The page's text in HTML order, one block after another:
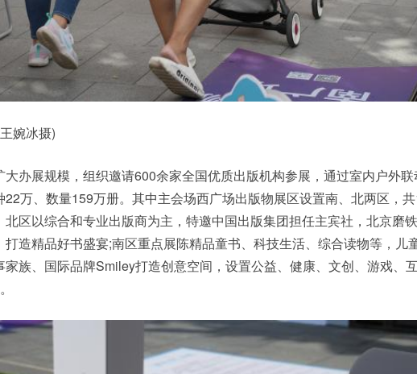
婉冰摄)
大办展规模，组织邀请600余家全国优质出版机构参展，通过室内户外
22万、数量159万册。其中主会场西广场出版物展区设置南、北两区，
北区以综合和专业出版商为主，特邀中国出版集团担任主宾社，北京磨
打造精品好书盛宴;南区重点展陈精品童书、科技生活、综合读物等，儿
家族、国际品牌Smiley打造创意空间，设置公益、健康、文创、游戏、